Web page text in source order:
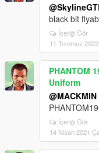
black bit
İçeriği Gör
11 Temmuz
PHANTOM
Uniform
@MACKMIN
İçeriği Gör
14 Nisan 2021